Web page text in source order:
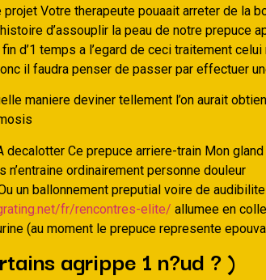
projet Votre therapeute pouaait arreter de la
d’assouplir la peau de notre prepuce
d’1 temps a l’egard de ceci traitement celui
il faudra penser de passer par effectuer
maniere deviner tellement l’on aurait
decalotter Ce prepuce arriere-train Mon
n’entraine ordinairement personne douleur
un ballonnement preputial voire de audibilite
fr/rencontres-elite/ allumee en
(au moment le prepuce represente
agrippe 1 n?ud ? )